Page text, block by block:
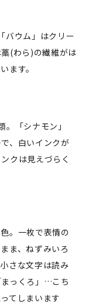
バウム」はクリー
(わら)の繊維がは
ます。
「シナモン」
、白いインクが
クは見えづらく
。一枚で表情の
ま、ねずみいろ
さな文字は読み
っくろ」…こち
てしまいます